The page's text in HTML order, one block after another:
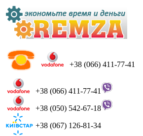
+38 (066) 411-77-41
+38 (066) 411-77-41
+38 (050) 542-67-18
+38 (067) 126-81-34